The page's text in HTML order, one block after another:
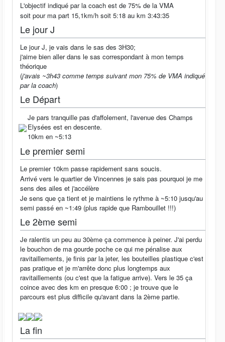
L'objectif indiqué par la coach est de 75% de la VMA
soit pour ma part 15,1km/h soit 5:18 au km 3:43:35
Le jour J
Le jour J, je vais dans le sas des 3H30;
j'aime bien aller dans le sas correspondant à mon temps
théorique
(j'avais ~3h43 comme temps suivant mon 75% de VMA indiqué
par la coach)
Le Départ
Je pars tranquille pas d'affolement, l'avenue des Champs
Elysées est en descente.
10km en ~5:13
Le premier semi
Le premier 10km passe rapidement sans soucis.
Arrivé vers le quartier de Vincennes je sais pas pourquoi je me
sens des ailes et j'accélère
Je sens que ça tient et je maintiens le rythme à ~5:10 jusqu'au
semi passé en ~1:49 (plus rapide que Rambouillet !!!)
Le 2ème semi
Je ralentis un peu au 30ème ça commence à peiner. J'ai perdu
le bouchon de ma gourde poche ce qui me pénalise aux
ravitaillements, je finis par la jeter, les bouteilles plastique c'est
pas pratique et je m'arrête donc plus longtemps aux
ravitaillements (ou c'est que la fatigue arrive). Vers le 35 ça
coince avec des km en presque 6:00 ; je trouve que le
parcours est plus difficile qu'avant dans la 2ème partie.
La fin